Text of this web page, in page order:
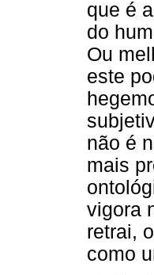
que é
do
Ou
este
não é
mais
vigora
retrai,
como